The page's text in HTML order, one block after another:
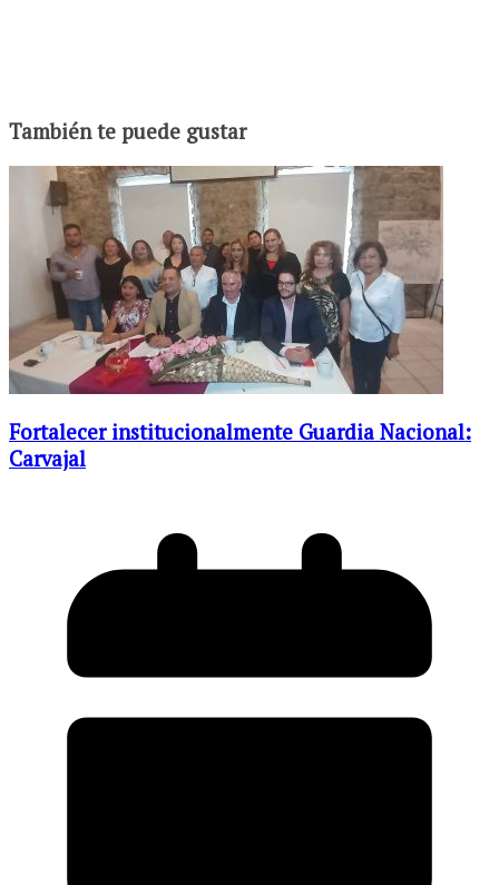
También te puede gustar
Fortalecer institucionalmente Guardia Nacional:
Carvajal